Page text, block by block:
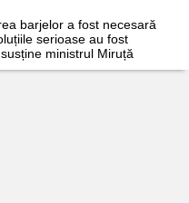
barjelor a fost necesară
serioase au fost
ministrul Miruță